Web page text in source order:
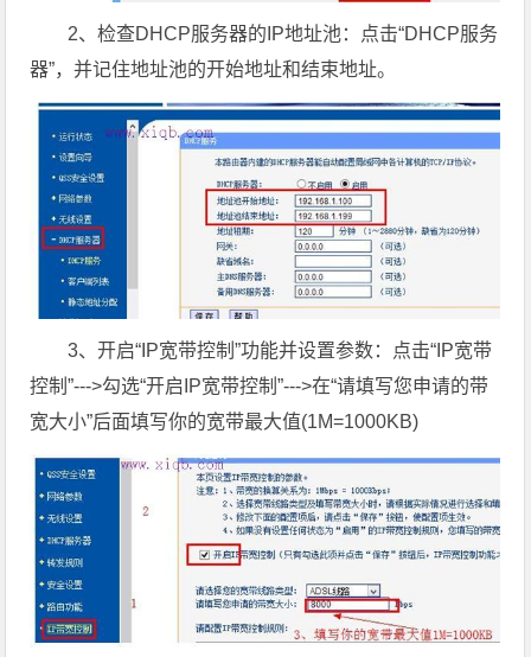
2、检查DHCP服务器的IP地址池：点击“DHCP服务
器”，并记住地址池的开始地址和结束地址。
3、开启“IP宽带控制”功能并设置参数：点击“IP宽带
控制”--->勾选“开启IP宽带控制”--->在“请填写您申请的带
宽大小”后面填写你的宽带最大值(1M=1000KB)